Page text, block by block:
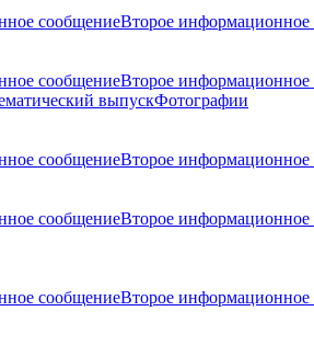
сообщениеВторое информационное
сообщениеВторое информационное
выпускФотографии
сообщениеВторое информационное
сообщениеВторое информационное
сообщениеВторое информационное